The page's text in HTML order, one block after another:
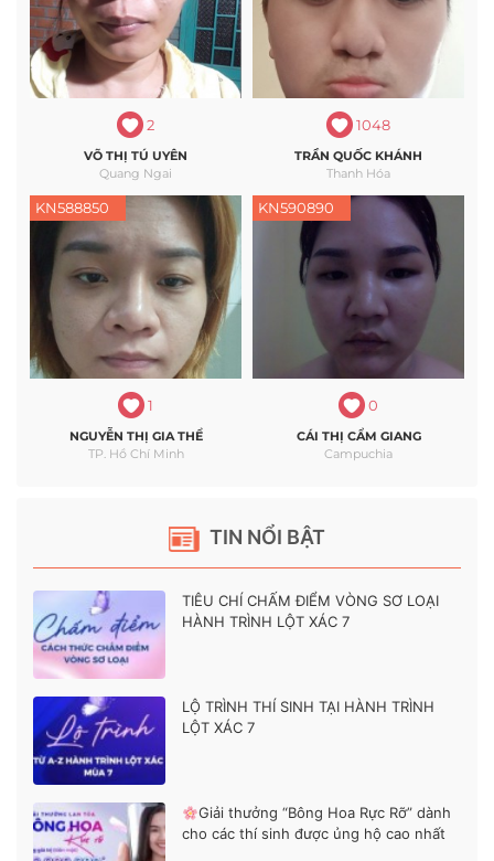
TIN NỔI BẬT
TIÊU CHÍ CHẤM ĐIỂM VÒNG SƠ LOẠI
HÀNH TRÌNH LỘT XÁC 7
LỘ TRÌNH THÍ SINH TẠI HÀNH TRÌNH
LỘT XÁC 7
Giải thưởng “Bông Hoa Rực Rỡ” dành
cho các thí sinh được ủng hộ cao nhất
2
VÕ THỊ TÚ UYÊN
Quang Ngai
1048
TRẦN QUỐC KHÁNH
Thanh Hóa
KN588850
1
NGUYỄN THỊ GIA THỂ
TP. Hồ Chí Minh
KN590890
0
CÁI THỊ CẨM GIANG
Campuchia